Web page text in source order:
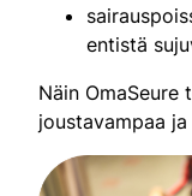
entistä
Näin
joustavampaa